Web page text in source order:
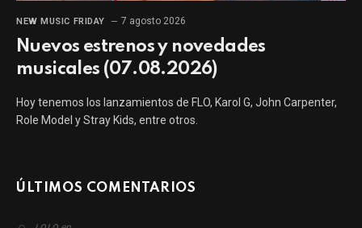
NEW MUSIC FRIDAY 7 agosto 2026
Nuevos estrenos y novedades
musicales (07.08.2026)
Hoy tenemos los lanzamientos de FLO, Karol G, John Carpenter,
Role Model y Stray Kids, entre otros.
ÚLTIMOS COMENTARIOS